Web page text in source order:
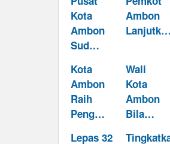
Kota
Ambon
Sud…
Ambon
Lanjutk…
Kota
Ambon
Raih
Peng…
Wali
Kota
Ambon
Bila…
Lepas 32